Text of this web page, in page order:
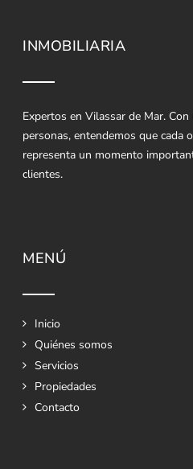
INMOBILIARIA
Expertos en Vilassar de Mar.
personas, entendemos que cada
representa un momento
clientes.
MENÚ
Inicio
Quiénes somos
Servicios
Propiedades
Contacto